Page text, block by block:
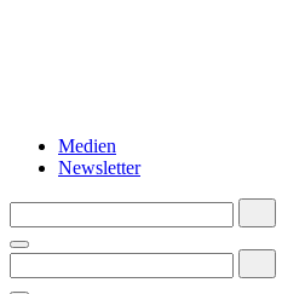
Medien
Newsletter